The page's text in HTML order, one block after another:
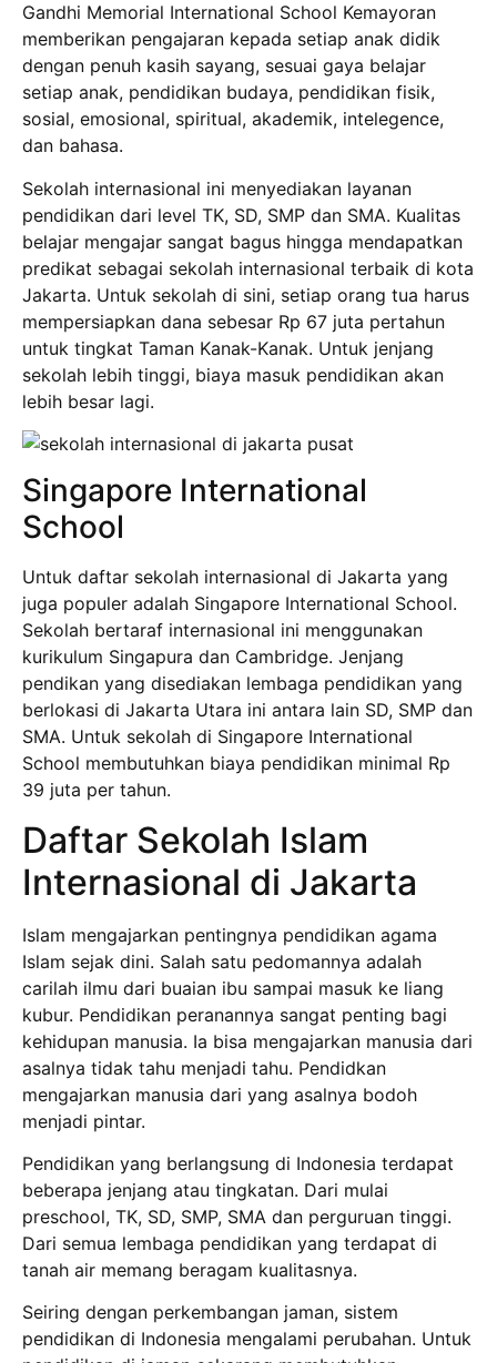
Gandhi Memorial International School Kemayoran
memberikan pengajaran kepada setiap anak didik
dengan penuh kasih sayang, sesuai gaya belajar
setiap anak, pendidikan budaya, pendidikan fisik,
sosial, emosional, spiritual, akademik, intelegence,
dan bahasa.
Sekolah internasional ini menyediakan layanan
pendidikan dari level TK, SD, SMP dan SMA. Kualitas
belajar mengajar sangat bagus hingga mendapatkan
predikat sebagai sekolah internasional terbaik di kota
Jakarta. Untuk sekolah di sini, setiap orang tua harus
mempersiapkan dana sebesar Rp 67 juta pertahun
untuk tingkat Taman Kanak-Kanak. Untuk jenjang
sekolah lebih tinggi, biaya masuk pendidikan akan
lebih besar lagi.
Singapore International
School
Untuk daftar sekolah internasional di Jakarta yang
juga populer adalah Singapore International School.
Sekolah bertaraf internasional ini menggunakan
kurikulum Singapura dan Cambridge. Jenjang
pendikan yang disediakan lembaga pendidikan yang
berlokasi di Jakarta Utara ini antara lain SD, SMP dan
SMA. Untuk sekolah di Singapore International
School membutuhkan biaya pendidikan minimal Rp
39 juta per tahun.
Daftar Sekolah Islam
Internasional di Jakarta
Islam mengajarkan pentingnya pendidikan agama
Islam sejak dini. Salah satu pedomannya adalah
carilah ilmu dari buaian ibu sampai masuk ke liang
kubur. Pendidikan peranannya sangat penting bagi
kehidupan manusia. Ia bisa mengajarkan manusia dari
asalnya tidak tahu menjadi tahu. Pendidkan
mengajarkan manusia dari yang asalnya bodoh
menjadi pintar.
Pendidikan yang berlangsung di Indonesia terdapat
beberapa jenjang atau tingkatan. Dari mulai
preschool, TK, SD, SMP, SMA dan perguruan tinggi.
Dari semua lembaga pendidikan yang terdapat di
tanah air memang beragam kualitasnya.
Seiring dengan perkembangan jaman, sistem
pendidikan di Indonesia mengalami perubahan. Untuk